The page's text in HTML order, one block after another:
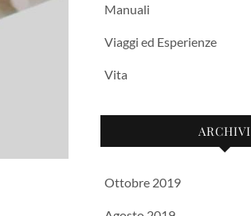
Manuali
Viaggi ed Esperienze
Vita
ARCHIVI
Ottobre 2019